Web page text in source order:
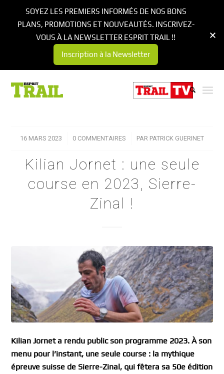
16 MARS 2023
/ 0 COMMENTAIRES
/ PAR PATRICK GUERINET
Kilian Jornet : une seule
course en 2023, Sierre-
Zinal !
Kilian Jornet a rendu public son programme 2023. À son
menu pour l’instant, une seule course : la mythique
épreuve suisse de Sierre-Zinal, qui fêtera sa 50e édition
SOYEZ LES PREMIERS INFORMÉS DE NOS BONS
PLANS, PROMOTIONS ET NOUVEAUTÉS. INSCRIVEZ-
VOUS À LA NEWSLETTER ESPRIT TRAIL !!
Inscription à la Newsletter